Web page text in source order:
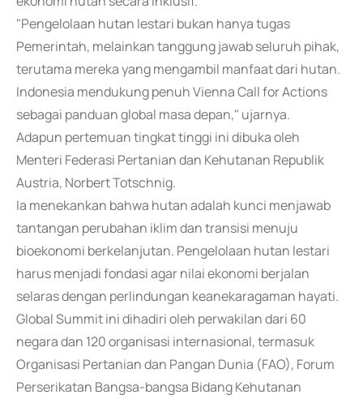
"Pengelolaan hutan lestari bukan hanya tugas
Pemerintah, melainkan tanggung jawab seluruh pihak,
terutama mereka yang mengambil manfaat dari hutan.
Indonesia mendukung penuh Vienna Call for Actions
sebagai panduan global masa depan," ujarnya.
Adapun pertemuan tingkat tinggi ini dibuka oleh
Menteri Federasi Pertanian dan Kehutanan Republik
Austria, Norbert Totschnig.
Ia menekankan bahwa hutan adalah kunci menjawab
tantangan perubahan iklim dan transisi menuju
bioekonomi berkelanjutan. Pengelolaan hutan lestari
harus menjadi fondasi agar nilai ekonomi berjalan
selaras dengan perlindungan keanekaragaman hayati.
Global Summit ini dihadiri oleh perwakilan dari 60
negara dan 120 organisasi internasional, termasuk
Organisasi Pertanian dan Pangan Dunia (FAO), Forum
Perserikatan Bangsa-bangsa Bidang Kehutanan